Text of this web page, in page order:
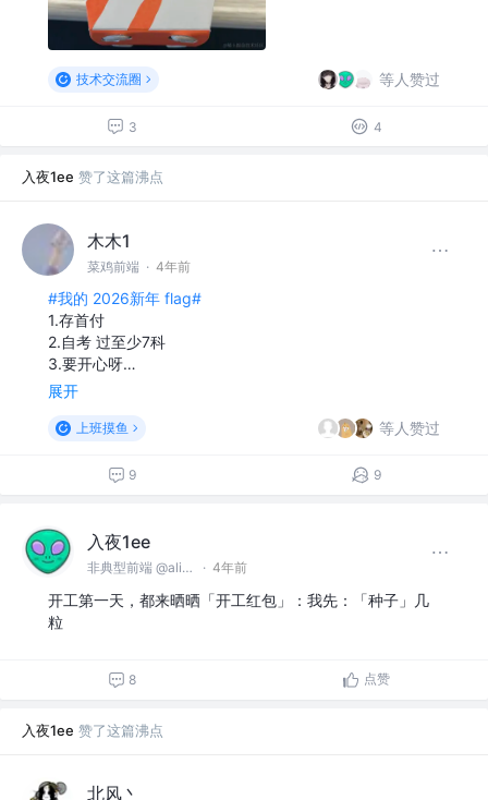
技术交流圈 等人赞过
3 4
入夜1ee 赞了这篇沸点
木木1
菜鸡前端 · 4年前
#我的 2026新年 flag#
1.存首付
2.自考 过至少7科
3.要开心呀…
展开
上班摸鱼 等人赞过
9 9
入夜1ee
非典型前端 @alibaba · 4年前
开工第一天，都来晒晒「开工红包」：我先：「种子」几
粒
8 点赞
入夜1ee 赞了这篇沸点
北风丶